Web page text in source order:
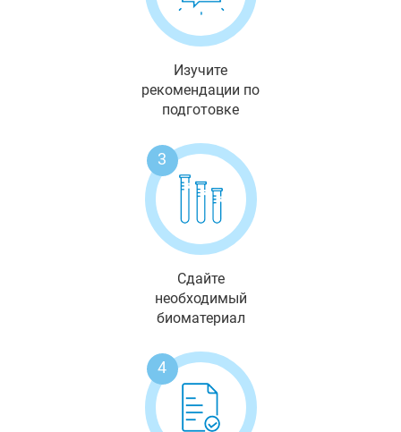
Изучите
рекомендации по
подготовке
3
Сдайте
необходимый
биоматериал
4